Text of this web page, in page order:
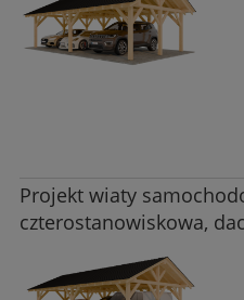
Projekt wiaty
czterostanowiskowa,